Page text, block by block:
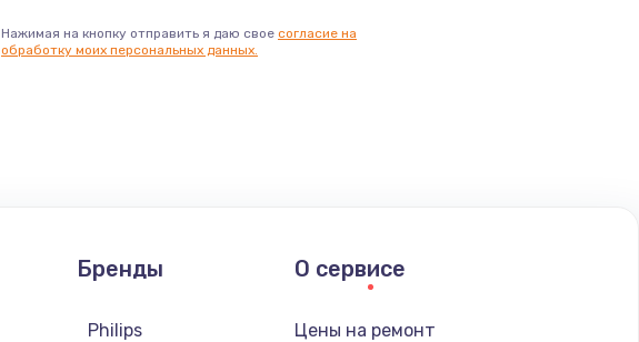
Нажимая на кнопку отправить я даю свое согласие на
обработку моих персональных данных.
Бренды
Philips
О сервисе
Цены на ремонт